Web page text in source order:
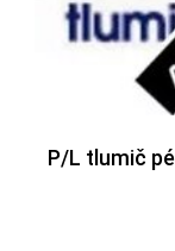
P/L tlumič